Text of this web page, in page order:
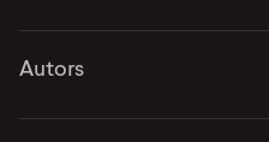
Autors